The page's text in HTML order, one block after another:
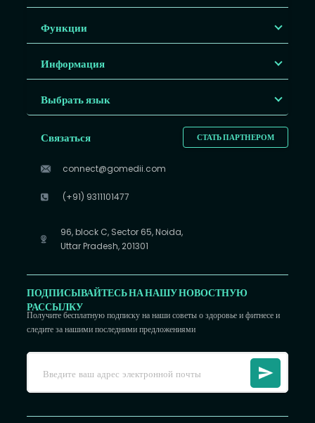
Функции
Информация
Выбрать язык
СТАТЬ ПАРТНЕРОМ
Связаться
connect@gomedii.com
(+91) 9311101477
96, block C, Sector 65, Noida,
Uttar Pradesh, 201301
ПОДПИСЫВАЙТЕСЬ НА НАШУ НОВОСТНУЮ
РАССЫЛКУ
Получите бесплатную подписку на наши советы о здоровье и фитнесе и
следите за нашими последними предложениями